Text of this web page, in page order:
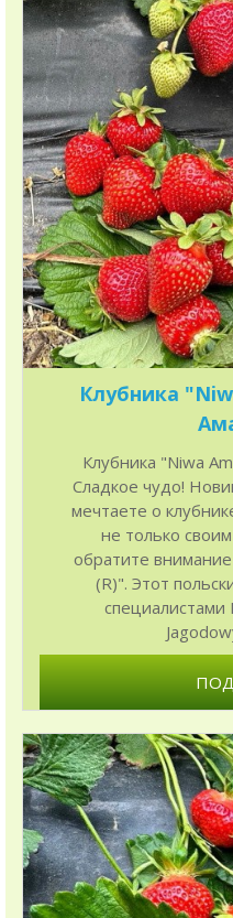
Клубника
Клубника "Niwa
Сладкое чудо!
мечтаете о
не только
обратите
(R)". Этот
специалистами